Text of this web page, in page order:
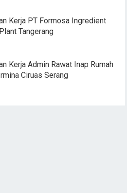
Kerja PT Formosa Ingredient
Tangerang
Kerja Admin Rawat Inap Rumah
Ciruas Serang